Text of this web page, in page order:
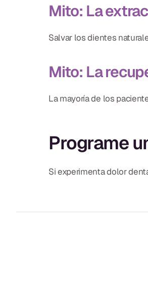
Mito: La
Salvar los dientes
Mito: La
La mayoría de los
Programe
Si experimenta dolor